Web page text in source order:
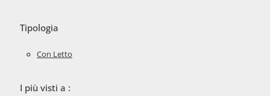
Tipologia
Con Letto
I più visti a :